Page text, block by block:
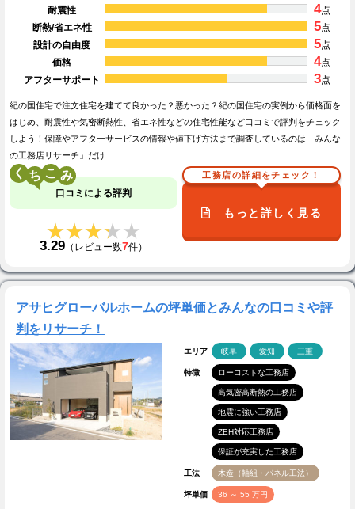
耐震性 4点
断熱/省エネ性
5点
設計の自由度
5点
価格
4点
アフターサポート
3点
紀の国住宅で注文住宅を建てて良かった？悪かった？紀の国住宅の実例から価格面を
はじめ、耐震性や気密断熱性、省エネ性などの住宅性能など口コミで評判をチェック
しよう！保障やアフターサービスの情報や値下げ方法まで調査しているのは「みんな
の工務店リサーチ」だけ…
く こ
口コミによる評判
★★★★★
★★★★★
3.29 （レビュー数7件）
工務店の詳細をチェック！
もっと詳しく見る
アサヒグローバルホームの坪単価とみんなの口コミや評
判をリサーチ！
エリア 岐阜 愛知 三重
特徴 ローコストな工務店
高気密高断熱の工務店
地震に強い工務店
ZEH対応工務店
保証が充実した工務店
工法 木造（軸組・パネル工法）
坪単価 36 ～ 55 万円